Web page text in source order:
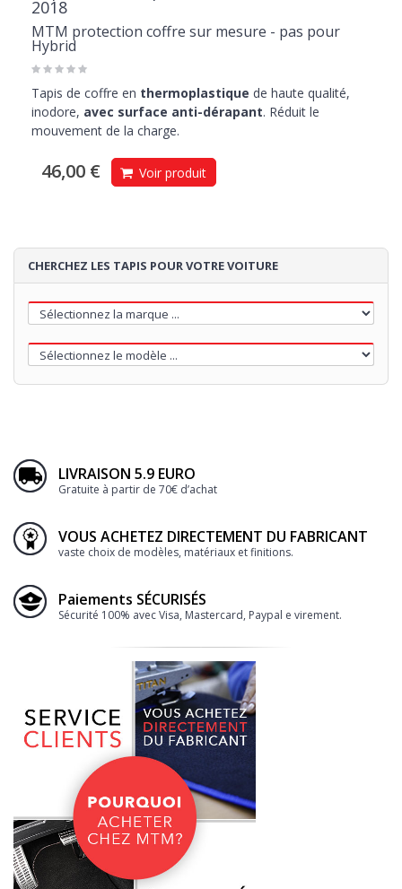
2018
MTM protection coffre sur mesure - pas pour
Hybrid
Tapis de coffre en thermoplastique de haute qualité,
inodore, avec surface anti-dérapant. Réduit le
mouvement de la charge.
46,00 € Voir produit
CHERCHEZ LES TAPIS POUR VOTRE VOITURE
LIVRAISON 5.9 EURO
Gratuite à partir de 70€ d’achat
VOUS ACHETEZ DIRECTEMENT DU FABRICANT
vaste choix de modèles, matériaux et finitions.
Paiements SÉCURISÉS
Sécurité 100% avec Visa, Mastercard, Paypal e virement.